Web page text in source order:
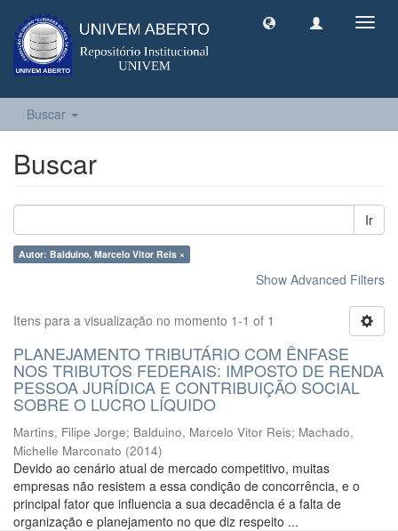
Buscar
Buscar
Ir
Autor: Balduino, Marcelo Vitor Reis ×
Show Advanced Filters
Itens para a visualização no momento 1-1 of 1
PLANEJAMENTO TRIBUTÁRIO COM ÊNFASE
NOS TRIBUTOS FEDERAIS: IMPOSTO DE RENDA
PESSOA JURÍDICA E CONTRIBUIÇÃO SOCIAL
SOBRE O LUCRO LÍQUIDO
Martins, Filipe Jorge; Balduino, Marcelo Vitor Reis; Machado,
Michelle Marconato (2014)
Devido ao cenário atual de mercado competitivo, muitas
empresas não resistem a essa condição de concorrência, e o
principal fator que influencia a sua decadência é a falta de
organização e planejamento no que diz respeito ...